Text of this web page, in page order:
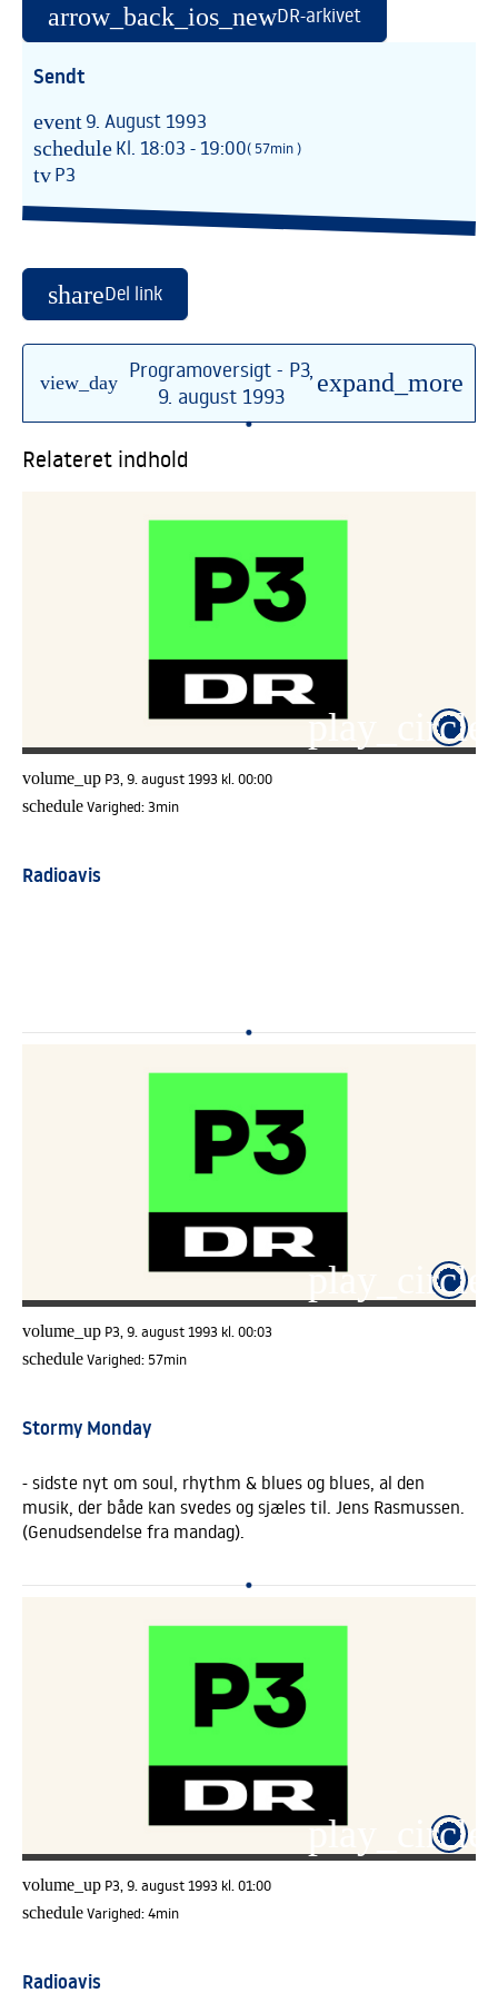
arrow_back_ios_newDR-arkivet
Sendt
event9. August 1993
scheduleKl. 18:03 - 19:00( 57min )
tvP3
shareDel link
view_day Programoversigt - P3,
9. august 1993
expand_more
•
Relateret indhold
volume_up P3, 9. august 1993 kl. 00:00
scheduleVarighed:3min
Radioavis
volume_up P3, 9. august 1993 kl. 00:03
scheduleVarighed: 57min
Stormy Monday
- sidste nyt om soul, rhythm & blues og blues, al den
musik, der både kan svedes og sjæles til. Jens Rasmussen.
(Genudsendelse fra mandag).
volume_up P3, 9. august 1993 kl. 01:00
scheduleVarighed:4min
Radioavis